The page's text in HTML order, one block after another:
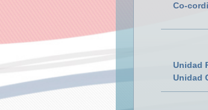
Co-
Unidad
Unidad